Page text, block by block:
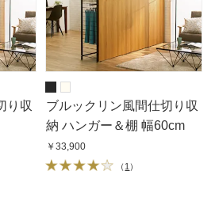
り収
ブルックリン風間仕切り収
納 ハンガー＆棚 幅60cm
￥33,900
（ 1 ）